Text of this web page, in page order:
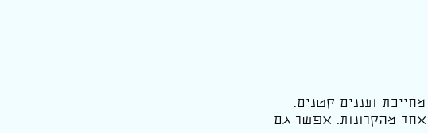
ועננים קטנים.
אחד מהקרונות. אפשר גם